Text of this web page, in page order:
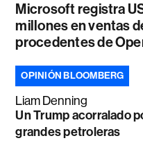
Microsoft registra
millones en ventas
procedentes de
OPINIÓN BLOOMBERG
Liam Denning
Un Trump acorralado
grandes petroleras